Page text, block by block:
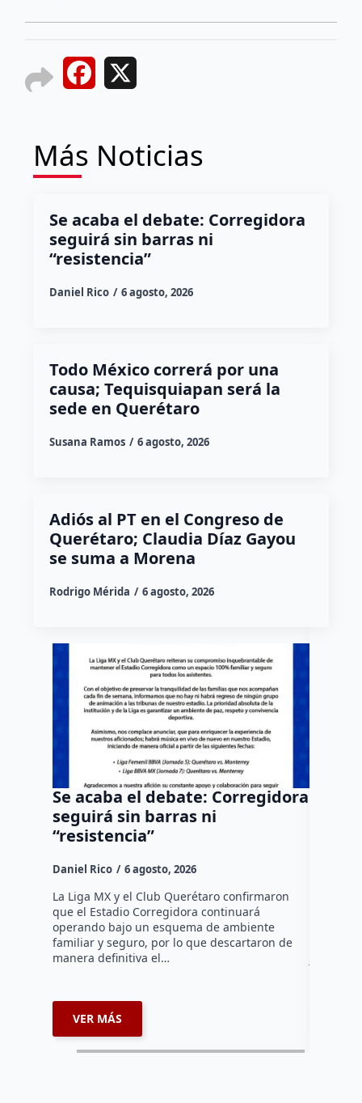
Facebook
Más Noticias
Se acaba el debate: Corregidora
seguirá sin barras ni
“resistencia”
Daniel Rico 6 agosto, 2026
Todo México correrá por una
causa; Tequisquiapan será la
sede en Querétaro
Susana Ramos 6 agosto, 2026
Adiós al PT en el Congreso de
Querétaro; Claudia Díaz Gayou
se suma a Morena
Rodrigo Mérida 6 agosto, 2026
Se acaba el debate: Corregidora
seguirá sin barras ni
“resistencia”
Daniel Rico 6 agosto, 2026
La Liga MX y el Club Querétaro confirmaron
que el Estadio Corregidora continuará
operando bajo un esquema de ambiente
familiar y seguro, por lo que descartaron de
manera definitiva el…
VER MÁS